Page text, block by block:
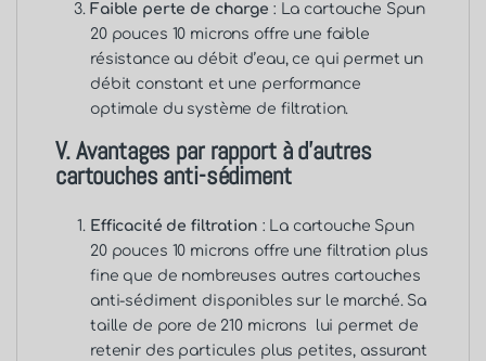
Faible perte de charge : La cartouche Spun
20 pouces 10 microns offre une faible
résistance au débit d’eau, ce qui permet un
débit constant et une performance
optimale du système de filtration.
V. Avantages par rapport à d’autres
cartouches anti-sédiment
Efficacité de filtration : La cartouche Spun
20 pouces 10 microns offre une filtration plus
fine que de nombreuses autres cartouches
anti-sédiment disponibles sur le marché. Sa
taille de pore de 210 microns
lui permet de
retenir des particules plus petites, assurant